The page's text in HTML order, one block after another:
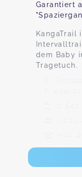
Garantiert
KangaTrail
dem Baby
Tragetuch.
7. Sep
Ab
Max.